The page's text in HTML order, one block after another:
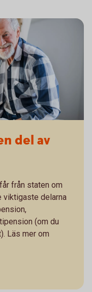
del av
från staten om
viktigaste delarna
(om du
Läs mer om